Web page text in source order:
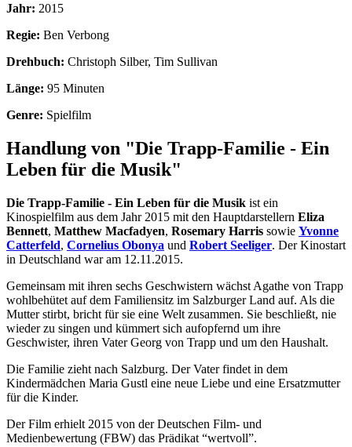
Jahr: 2015
Regie: Ben Verbong
Drehbuch: Christoph Silber, Tim Sullivan
Länge: 95 Minuten
Genre: Spielfilm
Handlung von "Die Trapp-Familie - Ein
Leben für die Musik"
Die Trapp-Familie - Ein Leben für die Musik ist ein
Kinospielfilm aus dem Jahr 2015 mit den Hauptdarstellern Eliza
Bennett, Matthew Macfadyen, Rosemary Harris sowie Yvonne
Catterfeld, Cornelius Obonya und Robert Seeliger. Der Kinostart
in Deutschland war am 12.11.2015.
Gemeinsam mit ihren sechs Geschwistern wächst Agathe von Trapp
wohlbehütet auf dem Familiensitz im Salzburger Land auf. Als die
Mutter stirbt, bricht für sie eine Welt zusammen. Sie beschließt, nie
wieder zu singen und kümmert sich aufopfernd um ihre
Geschwister, ihren Vater Georg von Trapp und um den Haushalt.
Die Familie zieht nach Salzburg. Der Vater findet in dem
Kindermädchen Maria Gustl eine neue Liebe und eine Ersatzmutter
für die Kinder.
Der Film erhielt 2015 von der Deutschen Film- und
Medienbewertung (FBW) das Prädikat “wertvoll”.